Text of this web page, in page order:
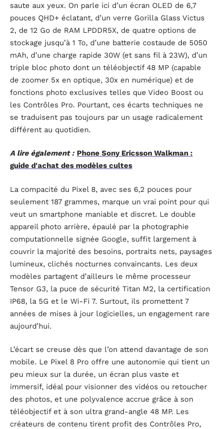
saute aux yeux. On parle ici d’un écran OLED de 6,7
pouces QHD+ éclatant, d’un verre Gorilla Glass Victus
2, de 12 Go de RAM LPDDR5X, de quatre options de
stockage jusqu’à 1 To, d’une batterie costaude de 5050
mAh, d’une charge rapide 30W (et sans fil à 23W), d’un
triple bloc photo dont un téléobjectif 48 MP (capable
de zoomer 5x en optique, 30x en numérique) et de
fonctions photo exclusives telles que Video Boost ou
les Contrôles Pro. Pourtant, ces écarts techniques ne
se traduisent pas toujours par un usage radicalement
différent au quotidien.
A lire également : Phone Sony Ericsson Walkman :
guide d'achat des modèles cultes
La compacité du Pixel 8, avec ses 6,2 pouces pour
seulement 187 grammes, marque un vrai point pour qui
veut un smartphone maniable et discret. Le double
appareil photo arrière, épaulé par la photographie
computationnelle signée Google, suffit largement à
couvrir la majorité des besoins, portraits nets, paysages
lumineux, clichés nocturnes convaincants. Les deux
modèles partagent d’ailleurs le même processeur
Tensor G3, la puce de sécurité Titan M2, la certification
IP68, la 5G et le Wi-Fi 7. Surtout, ils promettent 7
années de mises à jour logicielles, un engagement rare
aujourd’hui.
L’écart se creuse dès que l’on attend davantage de son
mobile. Le Pixel 8 Pro offre une autonomie qui tient un
peu mieux sur la durée, un écran plus vaste et
immersif, idéal pour visionner des vidéos ou retoucher
des photos, et une polyvalence accrue grâce à son
téléobjectif et à son ultra grand-angle 48 MP. Les
créateurs de contenu tirent profit des Contrôles Pro,